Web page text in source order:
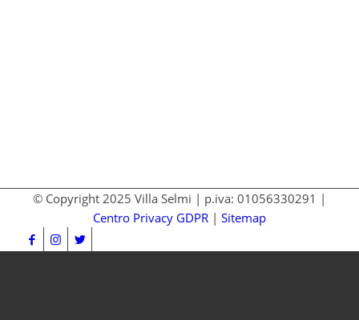
© Copyright 2025 Villa Selmi | p.iva: 01056330291 |
Centro Privacy GDPR| Sitemap